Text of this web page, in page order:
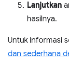
Lanjutkan
hasilnya.
Untuk informasi
dan sederhana